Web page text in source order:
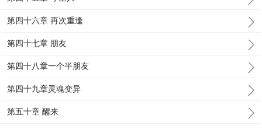
第四十六章 再次重逢
第四十七章 朋友
第四十八章一个半朋友
第四十九章灵魂变异
第五十章 醒来